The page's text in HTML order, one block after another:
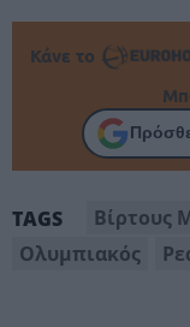
Κάνε το
TAGS Βίρτους
Ολυμπιακός